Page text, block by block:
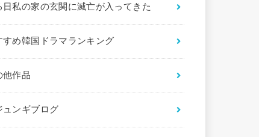
日私の家の玄関に滅亡が入ってきた
すめ韓国ドラマランキング
他作品
ュンギブログ